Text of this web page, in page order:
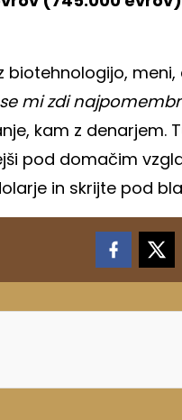
biotehnologijo,
mi zdi
kam z denarjem.
pod domačim
in skrijte pod